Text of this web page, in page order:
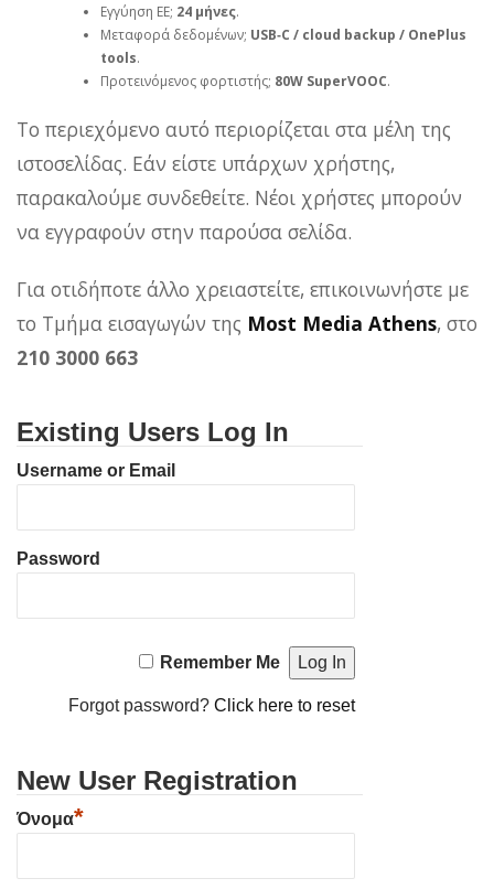
Εγγύηση ΕΕ; 24 μήνες.
Μεταφορά δεδομένων; USB‑C / cloud backup / OnePlus
tools.
Προτεινόμενος φορτιστής; 80W SuperVOOC.
Το περιεχόμενο αυτό περιορίζεται στα μέλη της
ιστοσελίδας. Εάν είστε υπάρχων χρήστης,
παρακαλούμε συνδεθείτε. Νέοι χρήστες μπορούν
να εγγραφούν στην παρούσα σελίδα.
Για οτιδήποτε άλλο χρειαστείτε, επικοινωνήστε με
το Τμήμα εισαγωγών της Most Media Athens, στο
210 3000 663
Existing Users Log In
Username or Email
Password
Remember Me
Forgot password?Click here to reset
New User Registration
Όνομα*